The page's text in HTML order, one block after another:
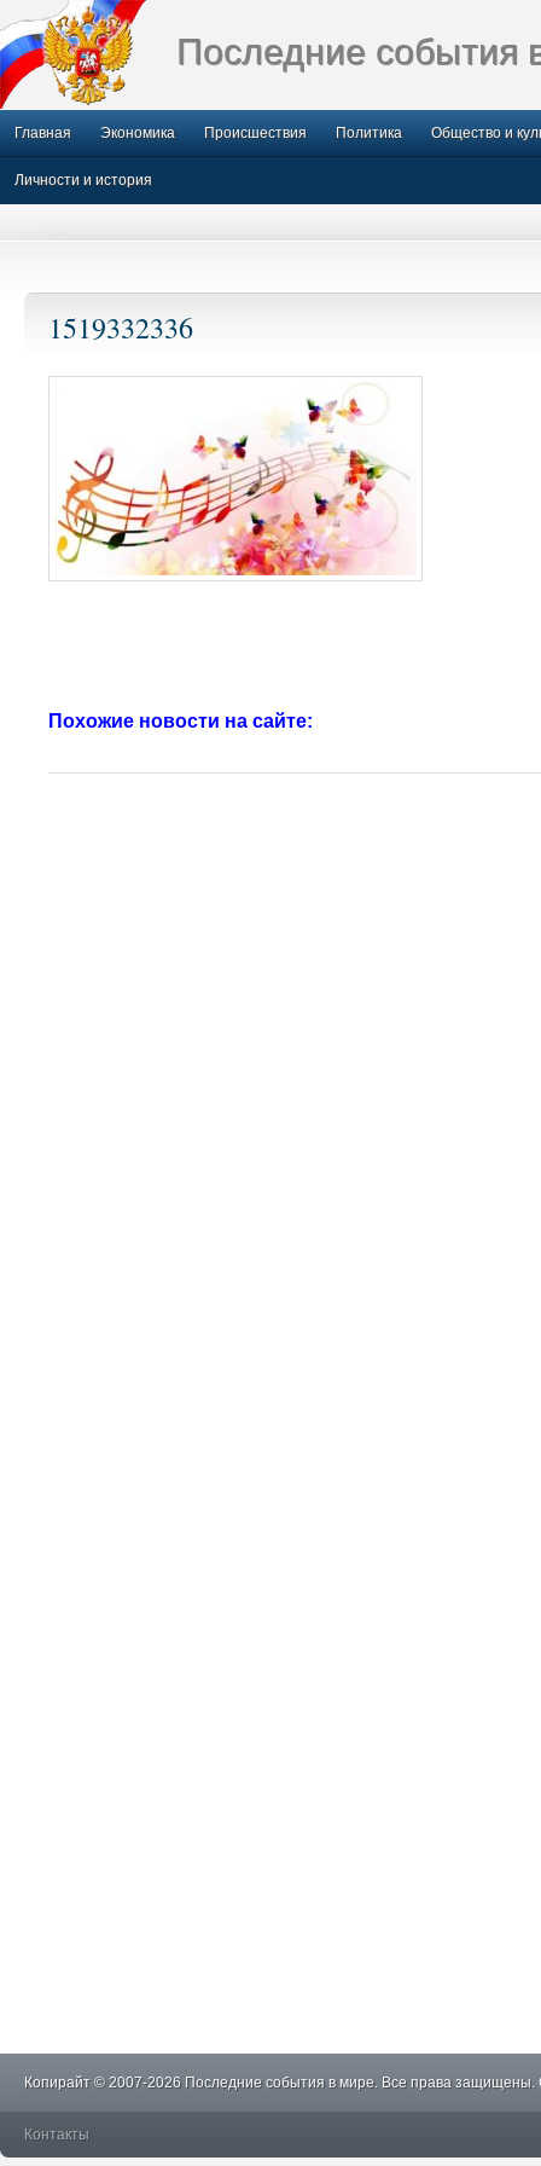
Последние события
Главная Экономика Происшествия Политика Общество и
Личности и история
1519332336
Похожие новости на сайте:
Копирайт © 2007-2026 Последние события в мире. Все права защищены.
Контакты